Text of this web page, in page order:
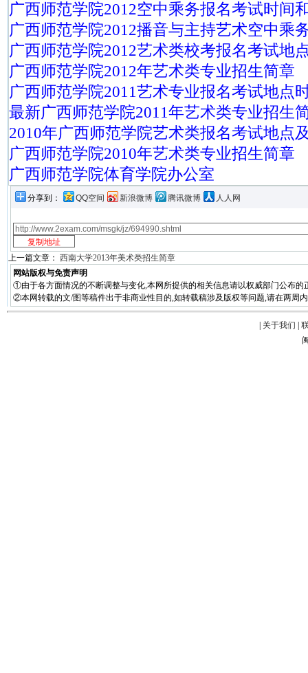
广西师范学院2012空中乘务报名考试时间
广西师范学院2012播音与主持艺术空中乘
广西师范学院2012艺术类校考报名考试地
广西师范学院2012年艺术类专业招生简章
广西师范学院2011艺术专业报名考试地点
最新广西师范学院2011年艺术类专业招生
2010年广西师范学院艺术类报名考试地点
广西师范学院2010年艺术类专业招生简章
广西师范学院体育学院办公室
分享到： QQ空间 新浪微博 腾讯微博 人人网
上一篇文章： 西南大学2013年美术类招生简章
网站版权与免责声明
①由于各方面情况的不断调整与变化,本网所提供的相关信息请以权威部门公布的
②本网转载的文/图等稿件出于非商业性目的,如转载稿涉及版权等问题,请在两周
关于我们